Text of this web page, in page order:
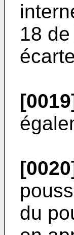
18
du